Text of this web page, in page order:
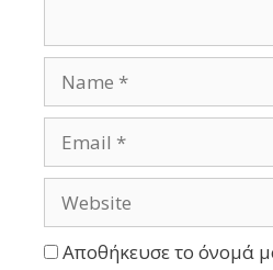
Αποθήκευσε το όνομά